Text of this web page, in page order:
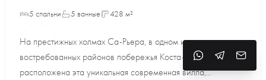
5 спальни 5 ванные 428 м²
На престижных холмах Са-Рьера, в одном из самых
востребованных районов побережья Коста-Брава,
расположена эта уникальная современная вилла,...